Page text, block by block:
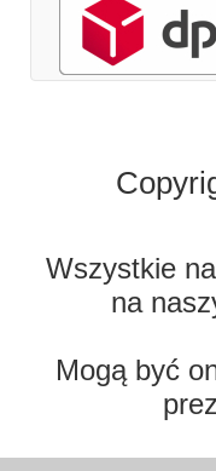
Wszystkie
na
Mogą być